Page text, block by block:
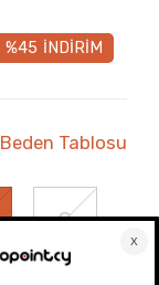
%45 İNDİRİM
Beden Tablosu
S